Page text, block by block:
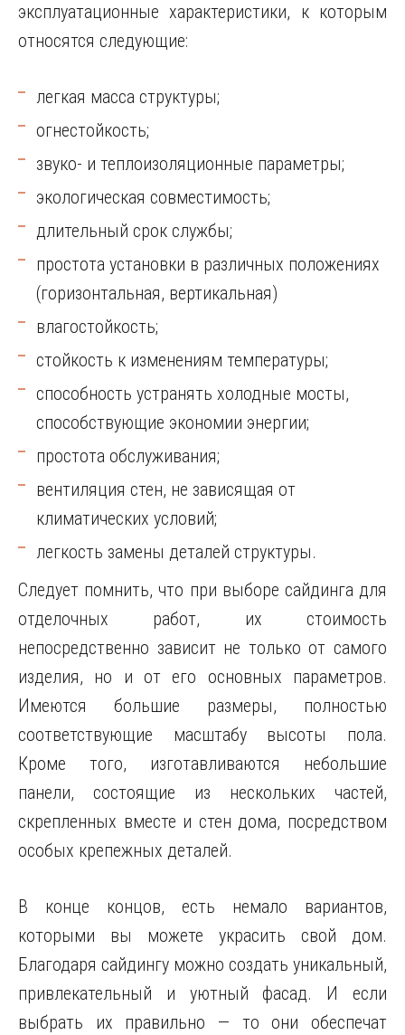
эксплуатационные характеристики, к которым
относятся следующие:
легкая масса структуры;
огнестойкость;
звуко- и теплоизоляционные параметры;
экологическая совместимость;
длительный срок службы;
простота установки в различных положениях
(горизонтальная, вертикальная)
влагостойкость;
стойкость к изменениям температуры;
способность устранять холодные мосты,
способствующие экономии энергии;
простота обслуживания;
вентиляция стен, не зависящая от
климатических условий;
легкость замены деталей структуры.
Следует помнить, что при выборе сайдинга для
отделочных работ, их стоимость
непосредственно зависит не только от самого
изделия, но и от его основных параметров.
Имеются большие размеры, полностью
соответствующие масштабу высоты пола.
Кроме того, изготавливаются небольшие
панели, состоящие из нескольких частей,
скрепленных вместе и стен дома, посредством
особых крепежных деталей.
В конце концов, есть немало вариантов,
которыми вы можете украсить свой дом.
Благодаря сайдингу можно создать уникальный,
привлекательный и уютный фасад. И если
выбрать их правильно — то они обеспечат